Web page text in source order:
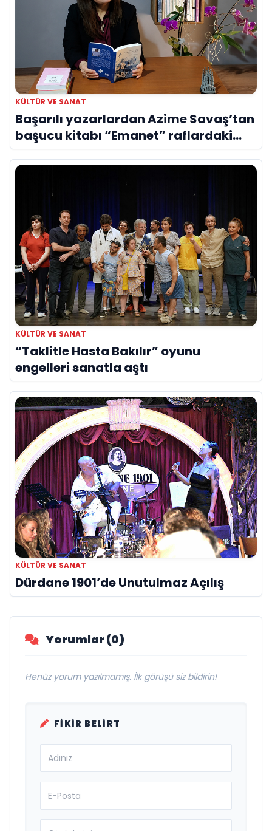
KÜLTÜR VE SANAT
Başarılı yazarlardan Azime Savaş’tan
başucu kitabı “Emanet” raflardaki
yerini aldı
KÜLTÜR VE SANAT
“Taklitle Hasta Bakılır” oyunu
engelleri sanatla aştı
KÜLTÜR VE SANAT
Dürdane 1901’de Unutulmaz Açılış
Yorumlar (0)
Henüz yorum yazılmamış. İlk görüşü siz bildirin!
FIKIR BELIRT